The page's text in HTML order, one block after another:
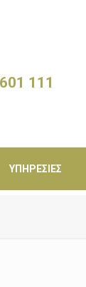
111
ΥΠΗΡΕΣΊΕΣ